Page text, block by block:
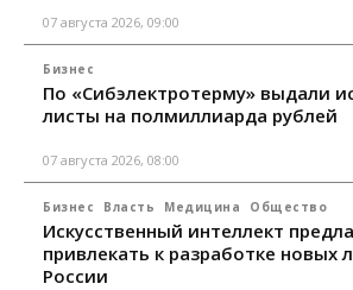
07 августа 2026, 09:00
Бизнес
По «Сибэлектротерму» выдали
листы на полмиллиарда рублей
07 августа 2026, 08:00
Бизнес Власть Медицина Общество
Искусственный интеллект
привлекать к разработке новых
России